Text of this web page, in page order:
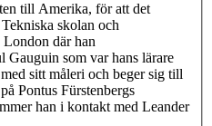
till Amerika, för att det
skolan och
där han
Gauguin som var hans lärare
sitt måleri och beger sig till
Pontus Fürstenbergs
han i kontakt med Leander